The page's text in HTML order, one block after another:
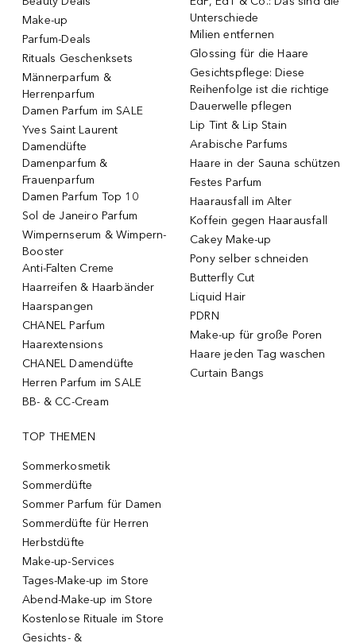
Make-up
Parfum-Deals
Rituals Geschenksets
Männerparfum &
Herrenparfum
Damen Parfum im SALE
Yves Saint Laurent
Damendüfte
Damenparfum &
Frauenparfum
Damen Parfum Top 10
Sol de Janeiro Parfum
Wimpernserum & Wimpern-
Booster
Anti-Falten Creme
Haarreifen & Haarbänder
Haarspangen
CHANEL Parfum
Haarextensions
CHANEL Damendüfte
Herren Parfum im SALE
BB- & CC-Cream
Unterschiede
Milien entfernen
Glossing für die Haare
Gesichtspflege: Diese
Reihenfolge ist die richtige
Dauerwelle pflegen
Lip Tint & Lip Stain
Arabische Parfums
Haare in der Sauna schützen
Festes Parfum
Haarausfall im Alter
Koffein gegen Haarausfall
Cakey Make-up
Pony selber schneiden
Butterfly Cut
Liquid Hair
PDRN
Make-up für große Poren
Haare jeden Tag waschen
Curtain Bangs
TOP THEMEN
Sommerkosmetik
Sommerdüfte
Sommer Parfum für Damen
Sommerdüfte für Herren
Herbstdüfte
Make-up-Services
Tages-Make-up im Store
Abend-Make-up im Store
Kostenlose Rituale im Store
Gesichts- &